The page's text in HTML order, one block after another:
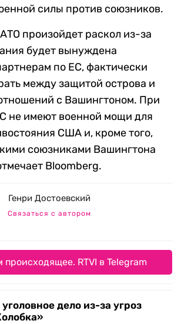
силы против союзников.
произойдет раскол из-за
будет вынуждена
по ЕС, фактически
между защитой острова и
с Вашингтоном. При
не имеют военной мощи для
США и, кроме того,
союзниками Вашингтона
Bloomberg.
Генри Достоевский
Связаться с автором
происходящее. RTVI в Telegram
дело из-за угроз